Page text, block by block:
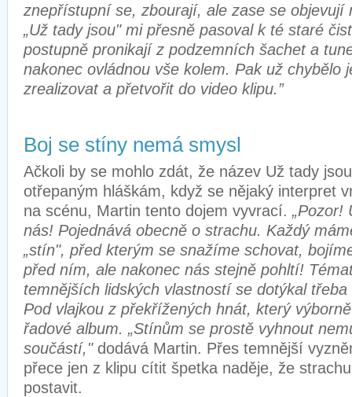
znepřístupní se, zbourají, ale zase se objevují
„Už tady jsou" mi přesně pasoval k té staré
postupně pronikají z podzemních šachet a
nakonec ovládnou vše kolem. Pak už chybělo
zrealizovat a přetvořit do video klipu.”
Boj se stíny nemá smysl
Ačkoli by se mohlo zdát, že název Už tady
otřepaným hláškám, když se nějaký interpret
na scénu, Martin tento dojem vyvrací. „Pozor!
nás! Pojednává obecně o strachu. Každý
„stín", před kterým se snažíme schovat,
před ním, ale nakonec nás stejně pohltí!
temnějších lidských vlastností se dotýkal
Pod vlajkou z překřížených hnát, který
řadové album. „Stínům se prostě vyhnout
součástí,"dodává Martin. Přes temnější
přece jen z klipu cítit špetka naděje, že
postavit.